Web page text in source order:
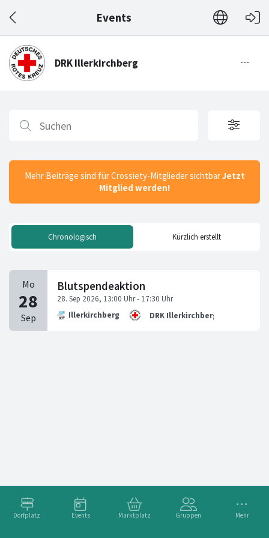
Events
Dorfplatz Events Marktplatz Gruppen Mehr
Mehr Beiträge sind für Crossiety-Mitglieder sichtbarJetzt
Mitglied werden!
Chronologisch Kürzlich erstellt
Blutspendeaktion
Illerkirchberg DRK Illerkirchberg